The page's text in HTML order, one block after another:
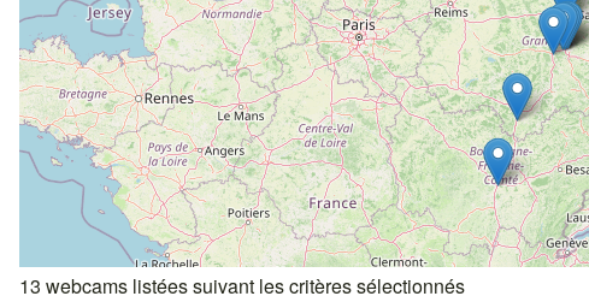
13 webcams listées suivant les critères sélectionnés